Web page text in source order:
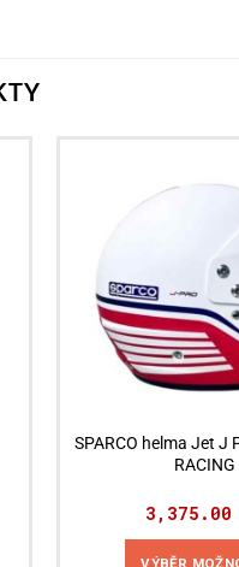
SPARCO helma Jet J
RACING
3,375.00
VÝBĚR